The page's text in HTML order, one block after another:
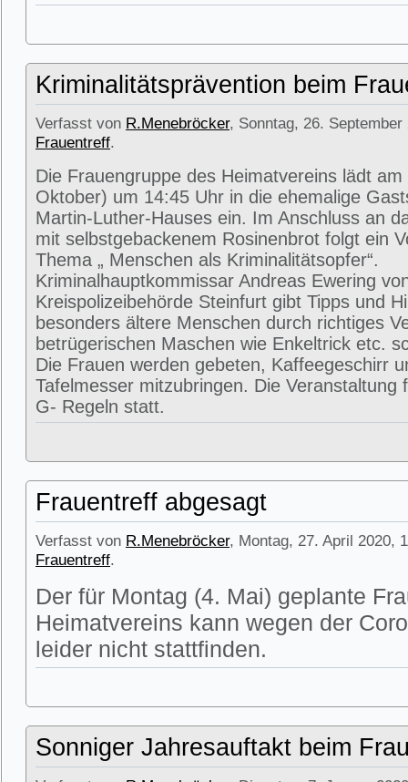
Kriminalitätsprävention beim
Verfasst von R.Menebröcker, Sonntag, 26.
Frauentreff.
Die Frauengruppe des Heimatvereins lädt
Oktober) um 14:45 Uhr in die ehemalige
Martin-Luther-Hauses ein. Im Anschluss an
mit selbstgebackenem Rosinenbrot folgt ein
Thema „ Menschen als Kriminalitätsopfer“.
Kriminalhauptkommissar Andreas Ewering
Kreispolizeibehörde Steinfurt gibt Tipps und
besonders ältere Menschen durch richtiges
betrügerischen Maschen wie Enkeltrick etc.
Die Frauen werden gebeten, Kaffeegeschirr
Tafelmesser mitzubringen. Die Veranstaltung
G- Regeln statt.
Frauentreff abgesagt
Verfasst von R.Menebröcker, Montag, 27. April 2020,
Frauentreff.
Der für Montag (4. Mai) geplante
Heimatvereins kann wegen der
leider nicht stattfinden.
Sonniger Jahresauftakt beim